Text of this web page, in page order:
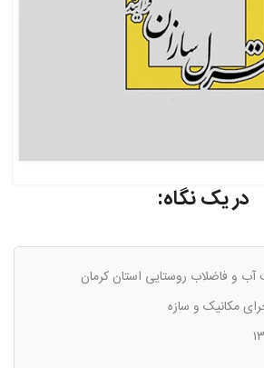
در یک نگاه:
آب و فاضلاب روستایی استان کرمان
مکانیک و سازه